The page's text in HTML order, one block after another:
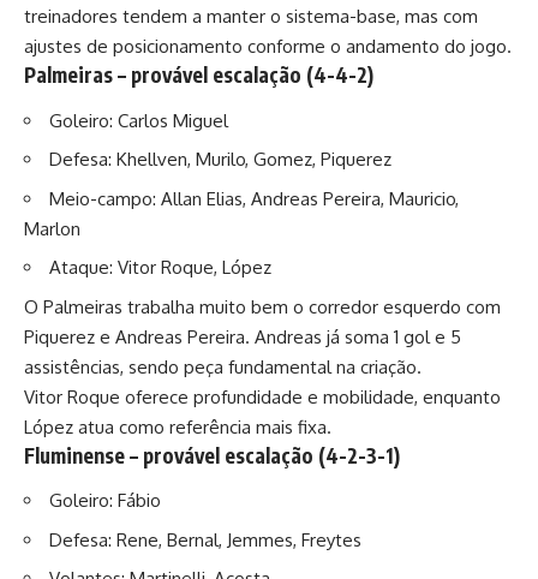
treinadores tendem a manter o sistema-base, mas com
ajustes de posicionamento conforme o andamento do jogo.
Palmeiras – provável escalação (4-4-2)
Goleiro: Carlos Miguel
Defesa: Khellven, Murilo, Gomez, Piquerez
Meio-campo: Allan Elias, Andreas Pereira, Mauricio,
Marlon
Ataque: Vitor Roque, López
O Palmeiras trabalha muito bem o corredor esquerdo com
Piquerez e Andreas Pereira. Andreas já soma 1 gol e 5
assistências, sendo peça fundamental na criação.
Vitor Roque oferece profundidade e mobilidade, enquanto
López atua como referência mais fixa.
Fluminense – provável escalação (4-2-3-1)
Goleiro: Fábio
Defesa: Rene, Bernal, Jemmes, Freytes